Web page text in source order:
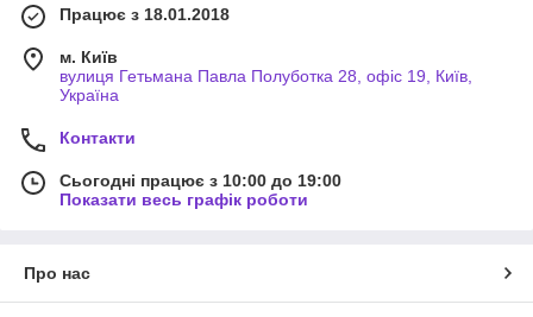
Працює з 18.01.2018
м. Київ
вулиця Гетьмана Павла Полуботка 28, офіс 19, Київ,
Україна
Контакти
Сьогодні працює з 10:00 до 19:00
Показати весь графік роботи
Про нас